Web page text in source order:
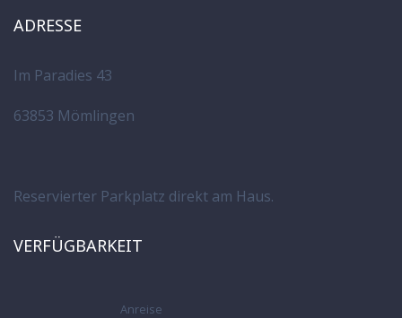
ADRESSE
Im Paradies 43
63853 Mömlingen
Reservierter Parkplatz direkt am Haus.
VERFÜGBARKEIT
Anreise